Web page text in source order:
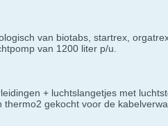
van biotabs, startrex,
van 1200 liter p/u.
+ luchtslangetjes met
thermo2 gekocht voor de